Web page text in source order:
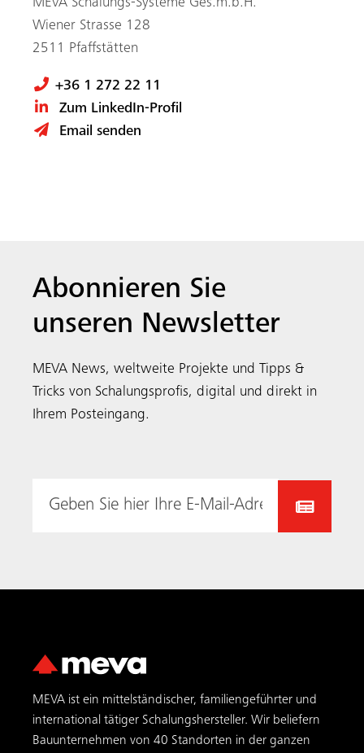
MEVA Schalungs-Systeme Ges.m.b.H.
Wiener Strasse 128
2511 Pfaffstätten
+36 1 272 22 11
Zum LinkedIn-Profil
Email senden
Abonnieren Sie
unseren Newsletter
MEVA News, weltweite Projekte und Tipps &
Tricks von Schalungsprofis, digital und direkt in
Ihrem Posteingang.
MEVA ist ein mittelständischer, familiengeführter und
international tätiger Schalungs­hersteller. Wir beliefern
Bauunternehmen von 40 Standorten in der ganzen